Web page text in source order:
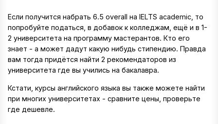
Если получится набрать 6.5 overall на IELTS academic, то
попробуйте податься, в добавок к колледжам, ещё и в 1-
2 университета на программу мастерантов. Кто его
знает - а может дадут какую нибудь стипендию. Правда
вам тогда придётся найти 2 рекомендаторов из
университета где вы учились на бакалавра.
Кстати, курсы английского языка вы также можете найти
при многих университетах - сравните цены, проверьте
где дешевле.